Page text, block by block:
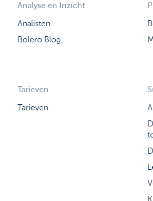
Analyse en Inzicht
Analisten
Bolero Blog
Tarieven
Tarieven